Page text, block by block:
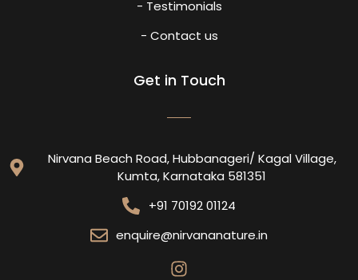
- Testimonials
- Contact us
Get in Touch
Nirvana Beach Road, Hubbanageri/ Kagal Village,
Kumta, Karnataka 581351
+91 70192 01124
enquire@nirvananature.in